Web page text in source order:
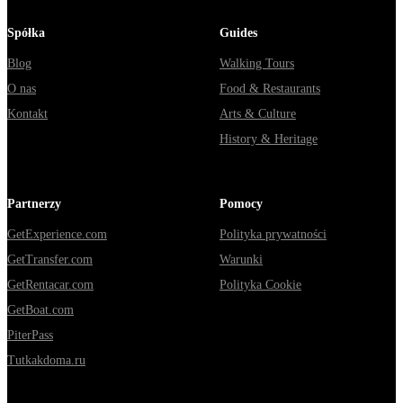
Spółka
Blog
O nas
Kontakt
Guides
Walking Tours
Food & Restaurants
Arts & Culture
History & Heritage
Partnerzy
GetExperience.com
GetTransfer.com
GetRentacar.com
GetBoat.com
PiterPass
Tutkakdoma.ru
Pomocy
Polityka prywatności
Warunki
Polityka Cookie